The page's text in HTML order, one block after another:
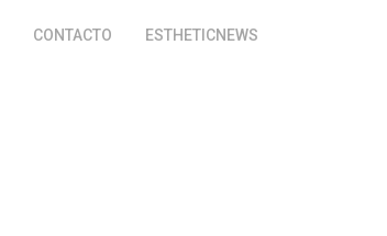
CONTACTO ESTHETICNEWS